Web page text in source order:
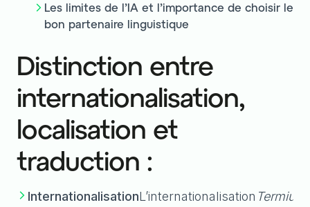
Les limites de l’IA et l’importance de choisir le
bon partenaire linguistique
Distinction entre
internationalisation,
localisation et
traduction :
InternationalisationL’internationalisation Termium